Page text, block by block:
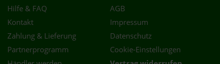
Hilfe & FAQ
Kontakt
Zahlung & Lieferung
Partnerprogramm
AGB
Impressum
Datenschutz
Cookie-Einstellungen